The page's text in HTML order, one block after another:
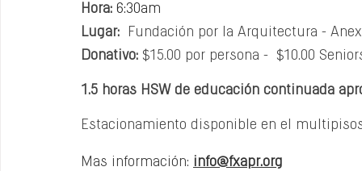
Hora: 6:30am
Lugar:
Fundación por la Arquitectura -
Donativo: $15.00 por persona -  $10.00
1.5 horas HSW de educación continuada
Estacionamiento disponible en el
Mas información: info@fxapr.org